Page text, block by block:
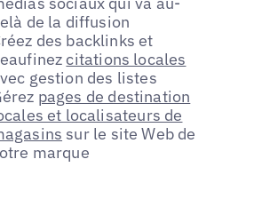
de la diffusion
des backlinks et
citations locales
gestion des listes
pages de destination
et localisateurs de
sur le site Web de
marque